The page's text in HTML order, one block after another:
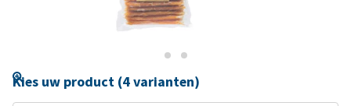
Kies uw product (4 varianten)